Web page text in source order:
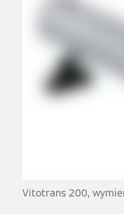
Vitotrans 200,